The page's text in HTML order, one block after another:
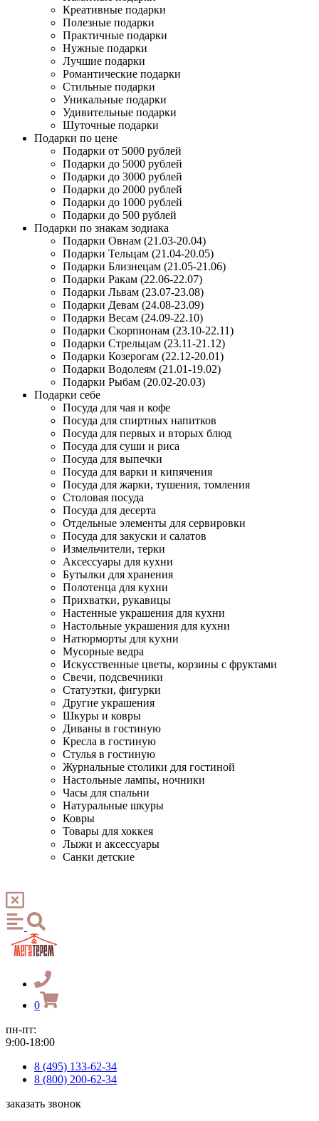
Креативные подарки
Полезные подарки
Практичные подарки
Нужные подарки
Лучшие подарки
Романтические подарки
Стильные подарки
Уникальные подарки
Удивительные подарки
Шуточные подарки
Подарки по цене
Подарки от 5000 рублей
Подарки до 5000 рублей
Подарки до 3000 рублей
Подарки до 2000 рублей
Подарки до 1000 рублей
Подарки до 500 рублей
Подарки по знакам зодиака
Подарки Овнам (21.03-20.04)
Подарки Тельцам (21.04-20.05)
Подарки Близнецам (21.05-21.06)
Подарки Ракам (22.06-22.07)
Подарки Львам (23.07-23.08)
Подарки Девам (24.08-23.09)
Подарки Весам (24.09-22.10)
Подарки Скорпионам (23.10-22.11)
Подарки Стрельцам (23.11-21.12)
Подарки Козерогам (22.12-20.01)
Подарки Водолеям (21.01-19.02)
Подарки Рыбам (20.02-20.03)
Подарки себе
Посуда для чая и кофе
Посуда для спиртных напитков
Посуда для первых и вторых блюд
Посуда для суши и риса
Посуда для выпечки
Посуда для варки и кипячения
Посуда для жарки, тушения, томления
Столовая посуда
Посуда для десерта
Отдельные элементы для сервировки
Посуда для закуски и салатов
Измельчители, терки
Аксессуары для кухни
Бутылки для хранения
Полотенца для кухни
Прихватки, рукавицы
Настенные украшения для кухни
Настольные украшения для кухни
Натюрморты для кухни
Мусорные ведра
Искусственные цветы, корзины с фруктами
Свечи, подсвечники
Статуэтки, фигурки
Другие украшения
Шкуры и ковры
Диваны в гостиную
Кресла в гостиную
Стулья в гостиную
Журнальные столики для гостиной
Настольные лампы, ночники
Часы для спальни
Натуральные шкуры
Ковры
Товары для хоккея
Лыжи и аксессуары
Санки детские
0
пн-пт:
9:00-18:00
8 (495) 133-62-34
8 (800) 200-62-34
заказать звонок